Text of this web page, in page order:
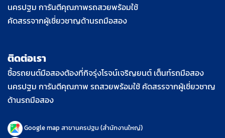
นครปฐม การันตีคุณภาพรถสวยพร้อมใช้
คัดสรรจากผู้เชี่ยวชาญด้านรถมือสอง
ติดต่อเรา
ชื้อรถยนต์มือสองต้องที่กิจรุ่งโรจน์เจริญยนต์ เต็นท์รถมือสอง
นครปฐม การันตีคุณภาพ รถสวยพร้อมใช้ คัดสรรจากผู้เชี่ยวชาญ
ด้านรถมือสอง
Google map สาขานครปฐม (สำนักงานใหญ่)